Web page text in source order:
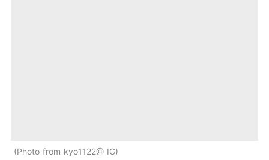
Photo from kyo1122@ IG